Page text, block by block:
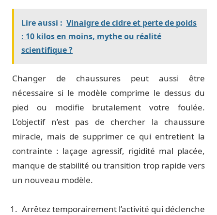
Lire aussi : Vinaigre de cidre et perte de poids
: 10 kilos en moins, mythe ou réalité
scientifique ?
Changer de chaussures peut aussi être
nécessaire si le modèle comprime le dessus du
pied ou modifie brutalement votre foulée.
L’objectif n’est pas de chercher la chaussure
miracle, mais de supprimer ce qui entretient la
contrainte : laçage agressif, rigidité mal placée,
manque de stabilité ou transition trop rapide vers
un nouveau modèle.
Arrêtez temporairement l’activité qui déclenche